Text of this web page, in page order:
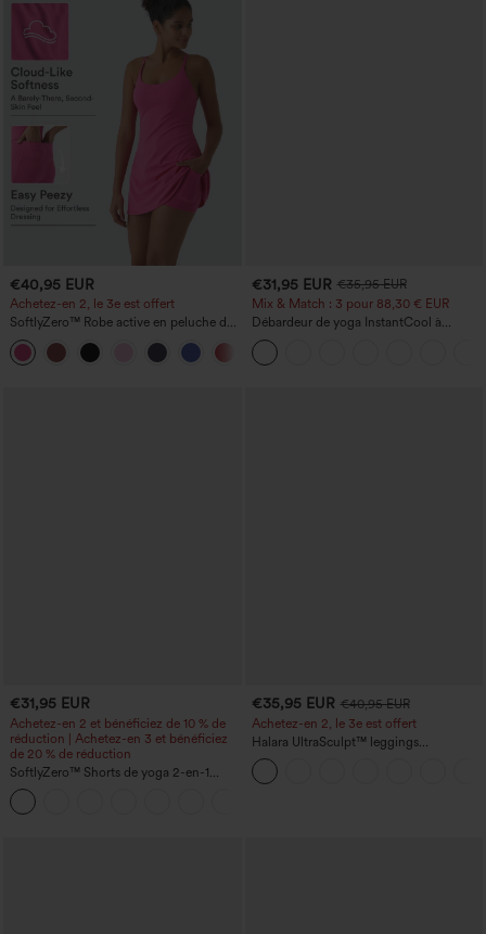
€40,95 EUR
Achetez-en 2, le 3e est offert
SoftlyZero™ Robe active en peluche dos
nu — Édition Hyper Facile
€31,95 EUR €35,95 EUR
Mix & Match : 3 pour 88,30 € EUR
Débardeur de yoga InstantCool à
encolure en U et ourlet arrondi –
UPF50+
€31,95 EUR
Achetez-en 2 et bénéficiez de 10 % de
réduction | Achetez-en 3 et bénéficiez
de 20 % de réduction
SoftlyZero™ Shorts de yoga 2-en-1
InstantCool, super taille haute, aérés, 5''
avec poches — longueur allongée
€35,95 EUR €40,95 EUR
Achetez-en 2, le 3e est offert
Halara UltraSculpt™ leggings
d'entraînement taille haute — fronces
liftantes pour le fessier, maintien gainant
du ventre et poche